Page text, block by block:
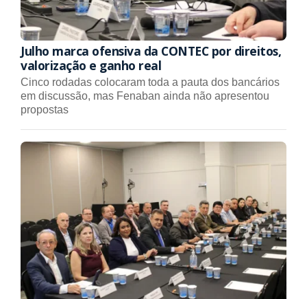
Julho marca ofensiva da CONTEC por direitos,
valorização e ganho real
Cinco rodadas colocaram toda a pauta dos bancários
em discussão, mas Fenaban ainda não apresentou
propostas